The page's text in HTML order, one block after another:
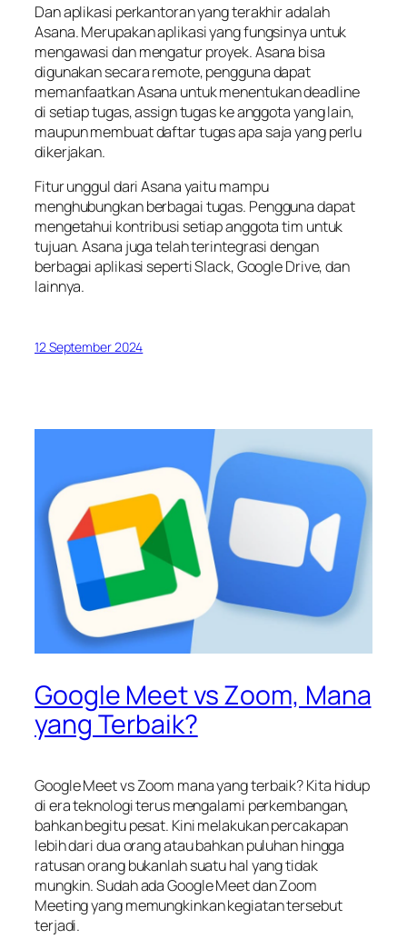
Dan aplikasi perkantoran yang terakhir adalah
Asana. Merupakan aplikasi yang fungsinya untuk
mengawasi dan mengatur proyek. Asana bisa
digunakan secara remote, pengguna dapat
memanfaatkan Asana untuk menentukan deadline
di setiap tugas, assign tugas ke anggota yang lain,
maupun membuat daftar tugas apa saja yang perlu
dikerjakan.
Fitur unggul dari Asana yaitu mampu
menghubungkan berbagai tugas. Pengguna dapat
mengetahui kontribusi setiap anggota tim untuk
tujuan. Asana juga telah terintegrasi dengan
berbagai aplikasi seperti Slack, Google Drive, dan
lainnya.
12 September 2024
Google Meet vs Zoom, Mana
yang Terbaik?
Google Meet vs Zoom mana yang terbaik? Kita hidup
di era teknologi terus mengalami perkembangan,
bahkan begitu pesat. Kini melakukan percakapan
lebih dari dua orang atau bahkan puluhan hingga
ratusan orang bukanlah suatu hal yang tidak
mungkin. Sudah ada Google Meet dan Zoom
Meeting yang memungkinkan kegiatan tersebut
terjadi.